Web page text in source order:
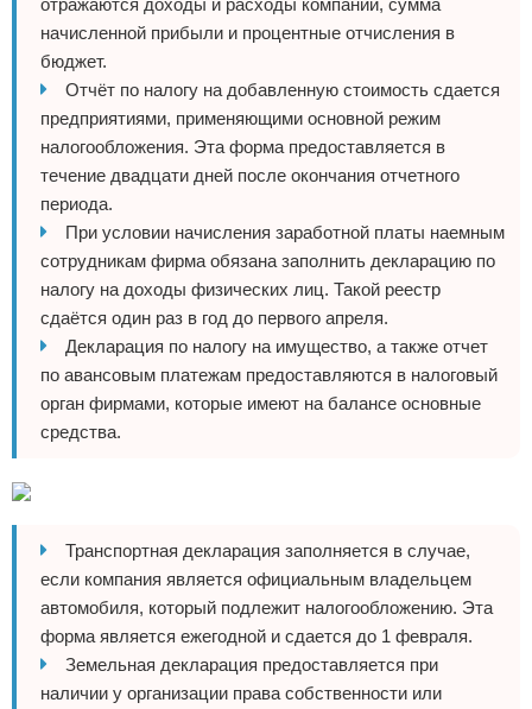
отражаются доходы и расходы компании, сумма
начисленной прибыли и процентные отчисления в
бюджет.
Отчёт по налогу на добавленную стоимость сдается
предприятиями, применяющими основной режим
налогообложения. Эта форма предоставляется в
течение двадцати дней после окончания отчетного
периода.
При условии начисления заработной платы наемным
сотрудникам фирма обязана заполнить декларацию по
налогу на доходы физических лиц. Такой реестр
сдаётся один раз в год до первого апреля.
Декларация по налогу на имущество, а также отчет
по авансовым платежам предоставляются в налоговый
орган фирмами, которые имеют на балансе основные
средства.
Транспортная декларация заполняется в случае,
если компания является официальным владельцем
автомобиля, который подлежит налогообложению. Эта
форма является ежегодной и сдается до 1 февраля.
Земельная декларация предоставляется при
наличии у организации права собственности или